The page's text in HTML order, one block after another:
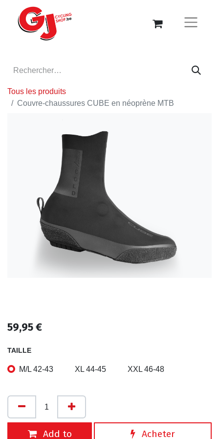
Tous les produits
Couvre-chaussures CUBE en néoprène MTB
59,95€
TAILLE
M/L 42-43 XL 44-45 XXL 46-48
Add to Acheter